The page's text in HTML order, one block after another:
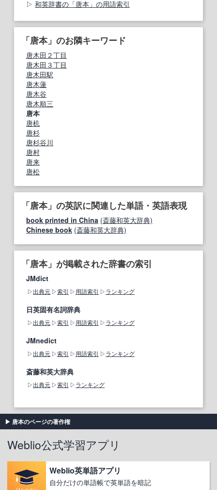
和英辞書の「唐本」の用語索引
「唐本」のお隣キーワード
唐木田２丁目
唐木田３丁目
唐木田駅
唐木蓮
唐木谷
唐木順三
唐本
唐机
唐杉
唐杉谷川
唐村
唐来
唐松
「唐本」の英訳に関連した単語・英語表現
book printed in China (斎藤和英大辞典)
Chinese book (斎藤和英大辞典)
「唐本」が掲載された辞書の索引
JMdict
出典元 索引 用語索引 ランキング
日英固有名詞辞典
出典元 索引 用語索引 ランキング
JMnedict
出典元 索引 用語索引 ランキング
斎藤和英大辞典
出典元 索引 ランキング
唐本のページの著作権
Weblio公式学習アプリ
Weblio英単語アプリ
自分だけの単語帳で英単語を暗記